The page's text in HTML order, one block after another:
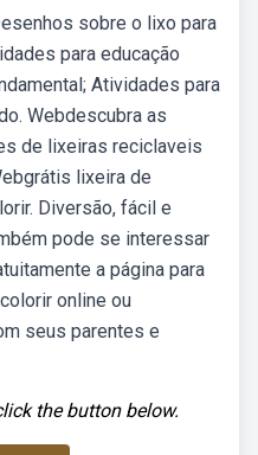
sobre o lixo para
para educação
Atividades para
Webdescubra as
de lixeiras reciclaveis
lixeira de
Diversão, fácil e
pode se interessar
a página para
online ou
seus parentes e
the button below.